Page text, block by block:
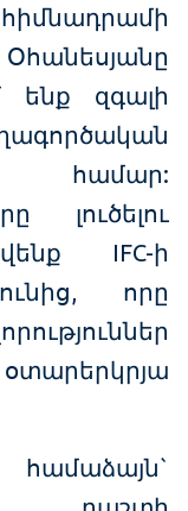
ենք զգալի
համար:
լուծելու
IFC-ի
որը